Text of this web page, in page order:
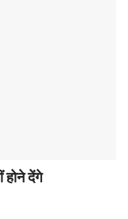
होने देंगे